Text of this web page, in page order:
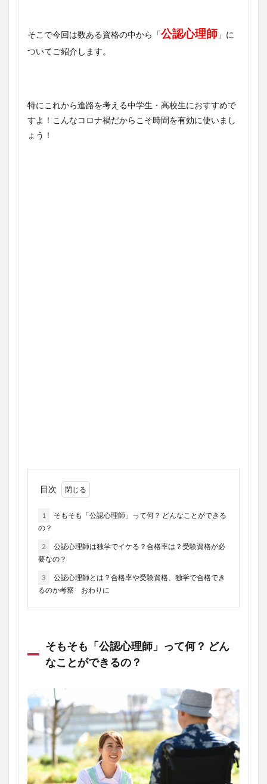
そこで今回は数ある資格の中から「公認心理師 」に
ついてご紹介します。
特にこれから進路を考える中学生・高校生におすすめで
すよ！こんなコロナ禍だからこそ時間を有効に使いまし
ょう！
目次
1
そもそも「公認心理師」って何？ どんなことができる
の？
2
公認心理師は独学でイケる？合格率は？受験資格が必
要なの？
3
公認心理師とは？合格率や受験資格、独学で合格でき
るのか考察 おわりに
そもそも「公認心理師」って何？ どん
なことができるの？